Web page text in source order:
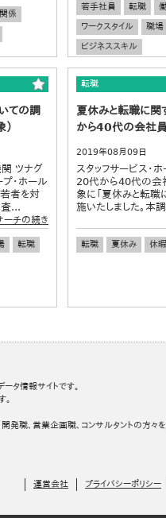
係
若手社員 転職
ワークスタイル
職場
ビジネススキル
ての調
ツナグ
・ホール
若者を対
査...
ーチの続き
転職
転職
夏休みと転職に関
から40代の会社員
2019年08月09日
スタッフサービス・ホ
20代から40代の
象に「夏休みと転職
施いたしました。本
転職 夏休み 休暇
タ情報サイトです。
。
開発職、営業企画職、コンサルタントの方々
プライバシーポリシー
運営会社